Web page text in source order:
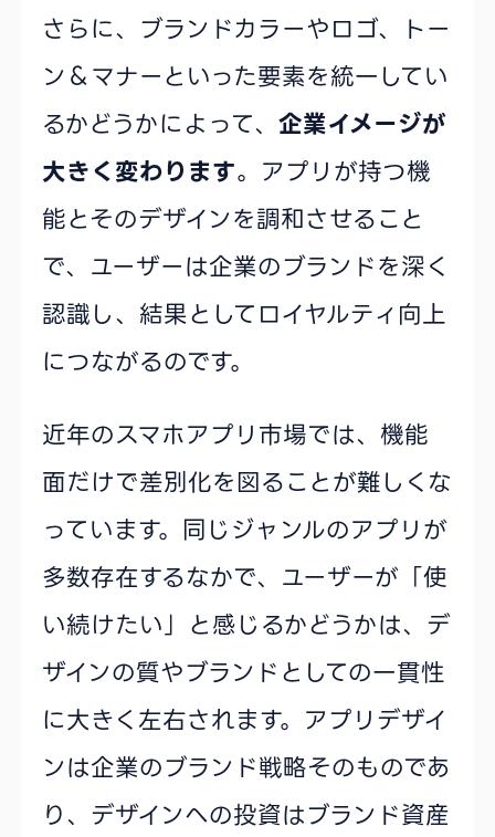
さらに、ブランドカラーやロゴ、トー
ン＆マナーといった要素を統一してい
るかどうかによって、企業イメージが
大きく変わります。アプリが持つ機
能とそのデザインを調和させること
で、ユーザーは企業のブランドを深く
認識し、結果としてロイヤルティ向上
につながるのです。
近年のスマホアプリ市場では、機能
面だけで差別化を図ることが難しくな
っています。同じジャンルのアプリが
多数存在するなかで、ユーザーが「使
い続けたい」と感じるかどうかは、デ
ザインの質やブランドとしての一貫性
に大きく左右されます。アプリデザイ
ンは企業のブランド戦略そのものであ
り、デザインへの投資はブランド資産